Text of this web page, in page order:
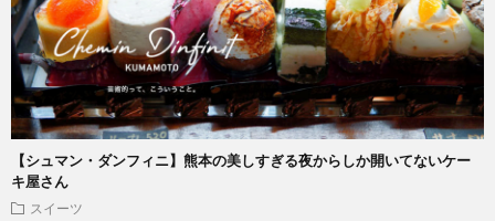
【シュマン・ダンフィニ】熊本の美しすぎる夜からしか開いてないケー
キ屋さん
スイーツ